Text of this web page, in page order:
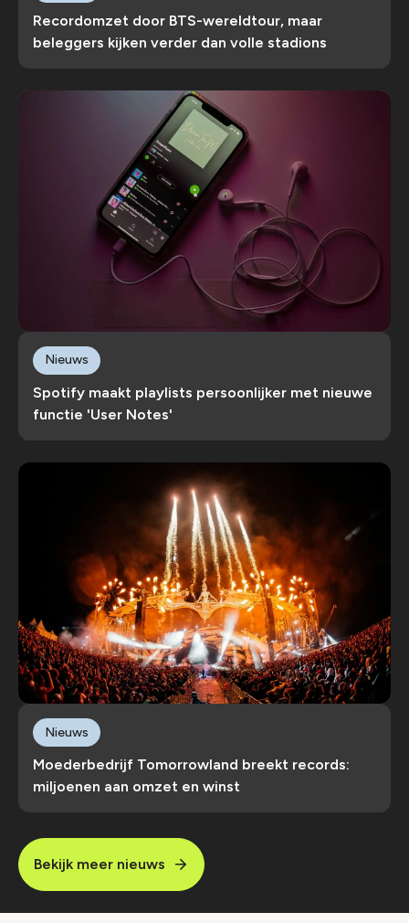
Recordomzet door BTS-wereldtour, maar
beleggers kijken verder dan volle stadions
Spotify maakt playlists persoonlijker met nieuwe
functie 'User Notes'
Nieuws
Moederbedrijf Tomorrowland breekt records:
miljoenen aan omzet en winst
Nieuws
Bekijk meer nieuws